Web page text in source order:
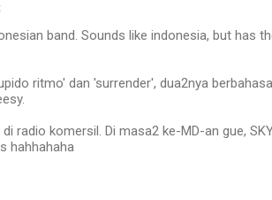
band. Sounds like indonesia, but has
ritmo' dan 'surrender', dua2nya
radio komersil. Di masa2 ke-MD-an gue,
hahhahaha